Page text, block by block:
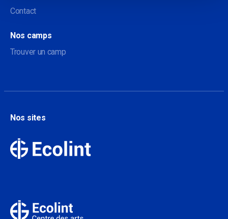
Contact
Nos camps
Trouver un camp
Nos sites